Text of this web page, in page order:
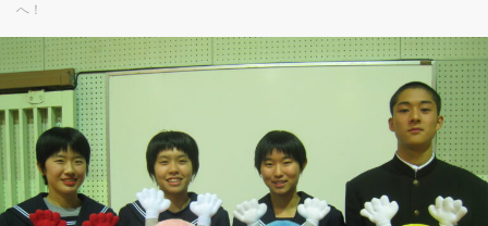
へ！